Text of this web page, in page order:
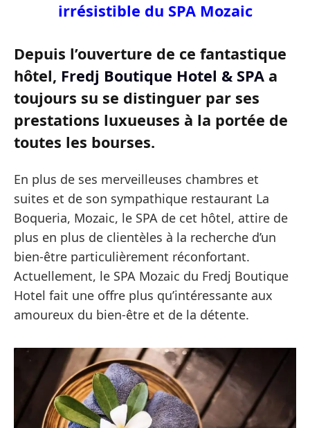
irrésistible du SPA Mozaic
Depuis l’ouverture de ce fantastique
hôtel, Fredj Boutique Hotel & SPA a
toujours su se distinguer par ses
prestations luxueuses à la portée de
toutes les bourses.
En plus de ses merveilleuses chambres et
suites et de son sympathique restaurant La
Boqueria, Mozaic, le SPA de cet hôtel, attire de
plus en plus de clientèles à la recherche d’un
bien-être particulièrement réconfortant.
Actuellement, le SPA Mozaic du Fredj Boutique
Hotel fait une offre plus qu’intéressante aux
amoureux du bien-être et de la détente.